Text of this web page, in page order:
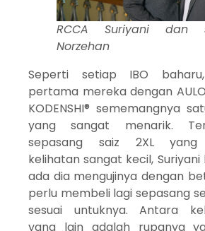
RCCA Suriyani dan
Norzehan
Seperti setiap IBO
pertama mereka dengan
KODENSHI® sememangnya
yang sangat menarik.
sepasang saiz 2XL yang
kelihatan sangat kecil,
ada dia mengujinya dengan
perlu membeli lagi sepasang
sesuai untuknya. Antara
yang lain adalah rupanya